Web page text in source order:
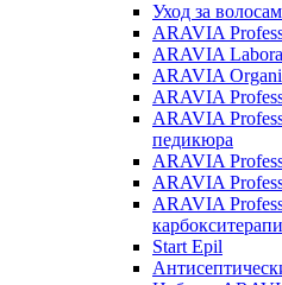
Уход за
ARAVIA
ARAVIA
ARAVIA
ARAVIA
ARAVIA
педикюра
ARAVIA
ARAVIA
ARAVIA
Start Epil